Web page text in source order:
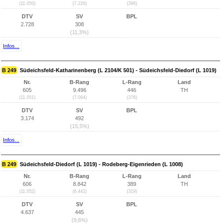
(11.050) (7.226) (396)
DTV
2.728
SV
308
(11,3%)
BPL
Infos...
B 249 Südeichsfeld-Katharinenberg (L 2104/K 501) - Südeichsfeld-Diedorf (L 1019)
Nr.
605
(11.051)
B-Rang
9.496
(7.094)
L-Rang
446
(376)
Land
TH
DTV
3.174
SV
492
(15,5%)
BPL
Infos...
B 249 Südeichsfeld-Diedorf (L 1019) - Rodeberg-Eigenrieden (L 1008)
Nr.
606
(11.052)
B-Rang
8.842
(6.442)
L-Rang
389
(319)
Land
TH
DTV
4.637
SV
445
(9,6%)
BPL